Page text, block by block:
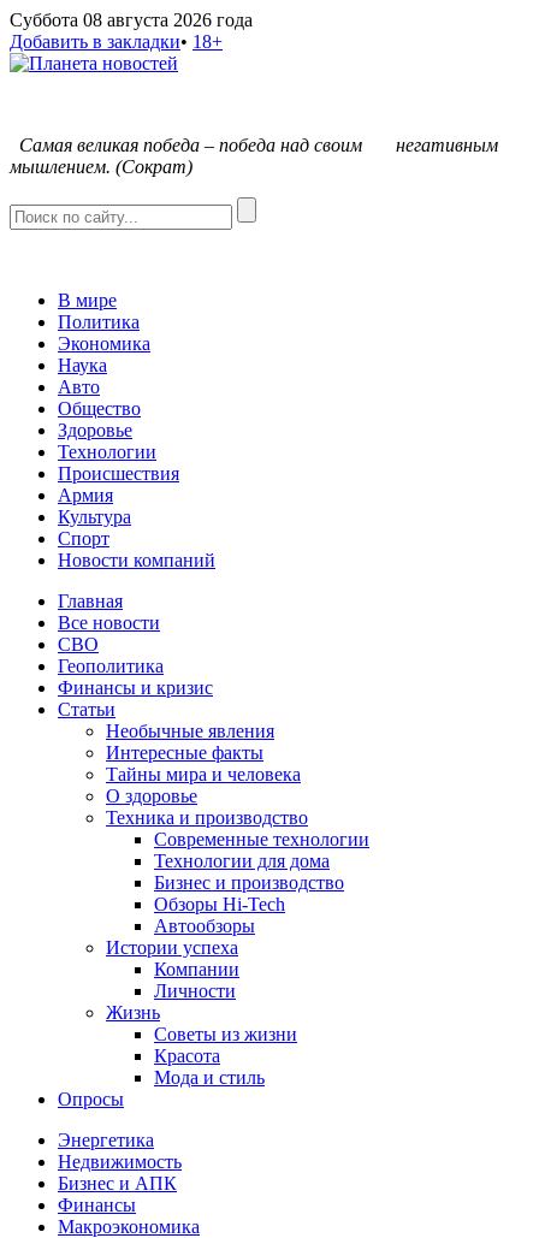
Суббота 08 августа 2026 года
Добавить в закладки• 18+
Самая великая победа – победа над своим негативным
мышлением. (Сократ)
В мире
Политика
Экономика
Наука
Авто
Общество
Здоровье
Технологии
Происшествия
Армия
Культура
Спорт
Новости компаний
Главная
Все новости
СВО
Геополитика
Финансы и кризис
Статьи
Необычные явления
Интересные факты
Тайны мира и человека
О здоровье
Техника и производство
Современные технологии
Технологии для дома
Бизнес и производство
Обзоры Hi-Tech
Автообзоры
Истории успеха
Компании
Личности
Жизнь
Советы из жизни
Красота
Мода и стиль
Опросы
Энергетика
Недвижимость
Бизнес и АПК
Финансы
Макроэкономика